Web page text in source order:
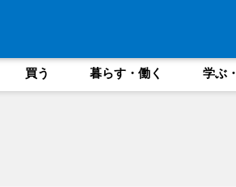
買う 暮らす・働く 学ぶ